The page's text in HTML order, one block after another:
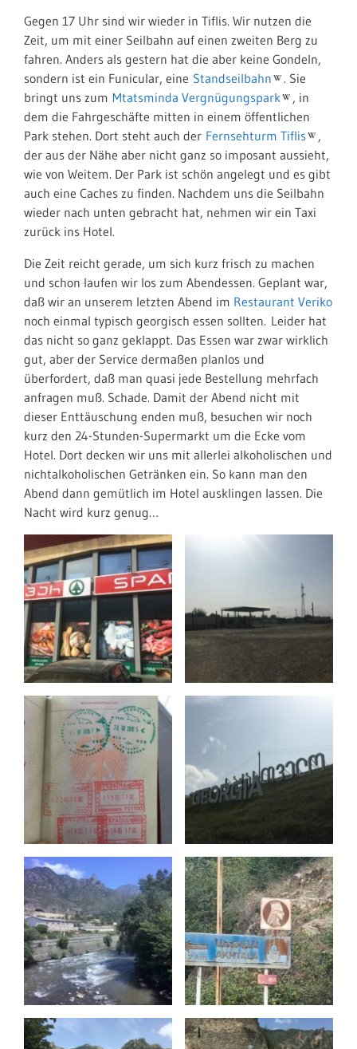
Gegen 17 Uhr sind wir wieder in Tiflis. Wir nutzen die
Zeit, um mit einer Seilbahn auf einen zweiten Berg zu
fahren. Anders als gestern hat die aber keine Gondeln,
sondern ist ein Funicular, eine Standseilbahn
. Sie
bringt uns zum Mtatsminda Vergnügungspark
, in
dem die Fahrgeschäfte mitten in einem öffentlichen
Park stehen. Dort steht auch der Fernsehturm Tiflis
,
der aus der Nähe aber nicht ganz so imposant aussieht,
wie von Weitem. Der Park ist schön angelegt und es gibt
auch eine Caches zu finden. Nachdem uns die Seilbahn
wieder nach unten gebracht hat, nehmen wir ein Taxi
zurück ins Hotel.
Die Zeit reicht gerade, um sich kurz frisch zu machen
und schon laufen wir los zum Abendessen. Geplant war,
daß wir an unserem letzten Abend im Restaurant Veriko
noch einmal typisch georgisch essen sollten. Leider hat
das nicht so ganz geklappt. Das Essen war zwar wirklich
gut, aber der Service dermaßen planlos und
überfordert, daß man quasi jede Bestellung mehrfach
anfragen muß. Schade. Damit der Abend nicht mit
dieser Enttäuschung enden muß, besuchen wir noch
kurz den 24-Stunden-Supermarkt um die Ecke vom
Hotel. Dort decken wir uns mit allerlei alkoholischen und
nichtalkoholischen Getränken ein. So kann man den
Abend dann gemütlich im Hotel ausklingen lassen. Die
Nacht wird kurz genug…